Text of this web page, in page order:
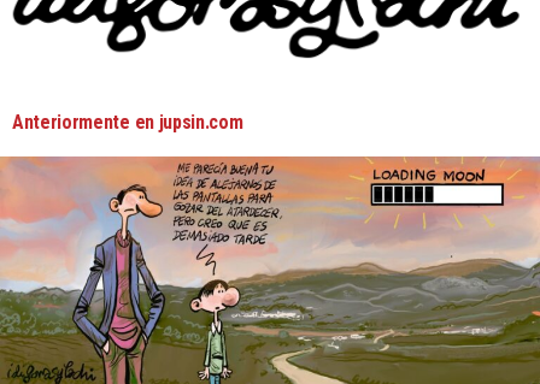
Anteriormente en jupsin.com